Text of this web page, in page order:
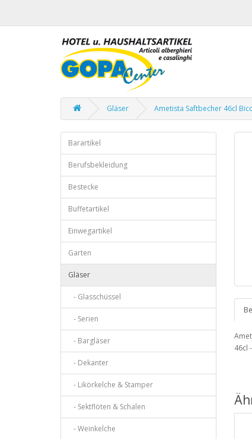
Gläser Ametista Saftbecher 46cl
Barartikel
Berufsbekleidung
Bestecke
Buffetartikel
Einwegartikel
Garten
Gläser
- Glasschüssel
- Serien
- Bargläser
- Dekanter
- Likörkelche & Stamper
- Sektflöten & Schalen
- Weinkelche
46cl